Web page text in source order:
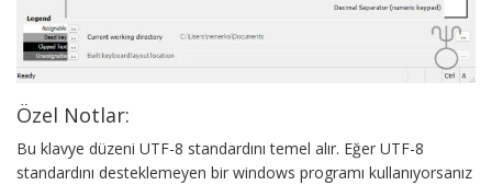
Özel Notlar:
Bu klavye düzeni UTF-8 standardını temel alır. Eğer UTF-8
standardını desteklemeyen bir windows programı kullanıyorsanız